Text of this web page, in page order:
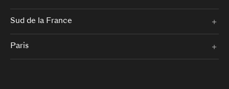
Sud de la France
Paris